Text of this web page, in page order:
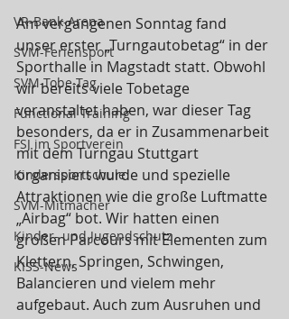
VR-Bank-Arena
SVM-Feriensport
SVM-Tobe-Tag
Functional Training
FSJ im Sportverein
Kindersportschule
SVM-Mitmacher
Kinder- und Jugendschutz
KISS-News
Am vergangenen Sonntag fand
unser erster „Turngautobetag“ in der
Sporthalle in Magstadt statt. Obwohl
wir bereits viele Tobetage
veranstaltet haben, war dieser Tag
besonders, da er in Zusammenarbeit
mit dem Turngau Stuttgart
organisiert wurde und spezielle
Attraktionen wie die große Luftmatte
„Airbag“ bot. Wir hatten einen
großen Parcours mit Elementen zum
Klettern, Springen, Schwingen,
Balancieren und vielem mehr
aufgebaut. Auch zum Ausruhen und